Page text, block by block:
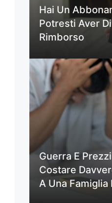
Hai Un
Potresti Aver
Rimborso
Guerra E
Costare
A Una Famiglia